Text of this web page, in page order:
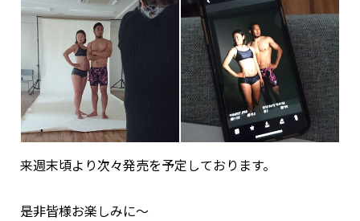
来週末頃より次々発売を予定しております。
是非皆様お楽しみに～